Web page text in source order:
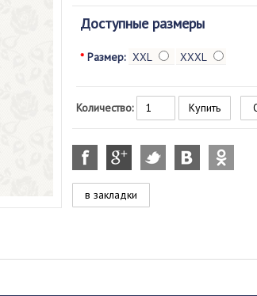
Доступные размеры
* Размер: XXL XXXL
Количество:
в закладки